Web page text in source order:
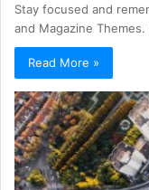
Stay focused and
and Magazine
Read More »